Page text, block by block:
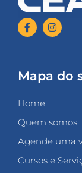
Mapa do
Home
Quem somos
Agende uma
Cursos e